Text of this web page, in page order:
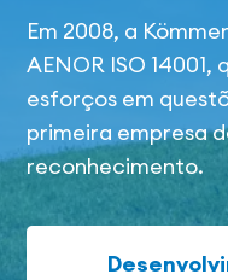
Em 2008, a
AENOR ISO
esforços em
primeira empresa
reconhecimento.